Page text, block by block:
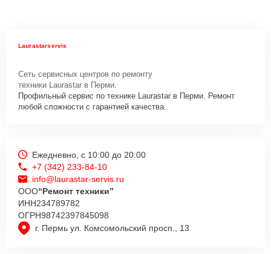
Laurastarservis
Сеть сервисных центров по ремонту
техники Laurastar в Перми.
Профильный сервис по технике Laurastar в Перми. Ремонт
любой сложности с гарантией качества.
г. Пермь ул. Комсомольский просп., 13
Ежедневно, с 10:00 до 20:00
+7 (342) 233-84-10
info@laurastar-servis.ru
ООО“Ремонт техники”
ИНН234789782
ОГРН98742397845098